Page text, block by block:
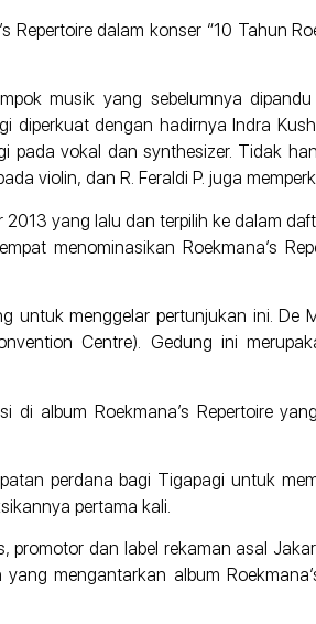
dalam konser “10 Tahun
musik yang sebelumnya
dengan hadirnya Indra
vokal dan synthesizer. Tidak
violin, dan R. Feraldi P. juga
yang lalu dan terpilih ke dalam
menominasikan Roekmana’s
untuk menggelar pertunjukan ini. De
Centre). Gedung ini
album Roekmana’s Repertoire
perdana bagi Tigapagi untuk
pertama kali.
dan label rekaman asal
mengantarkan album